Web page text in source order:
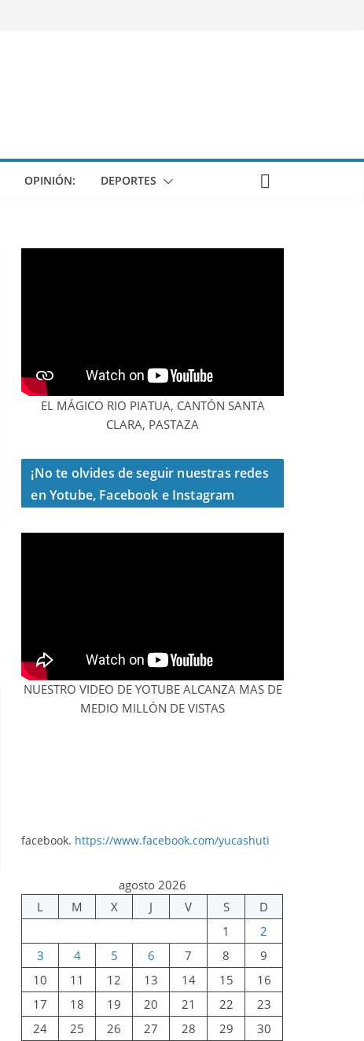
OPINIÓN: DEPORTES
EL MÁGICO RIO PIATUA, CANTÓN SANTA
CLARA, PASTAZA
¡No te olvides de seguir nuestras redes
en Yotube, Facebook e Instagram
NUESTRO VIDEO DE YOTUBE ALCANZA MAS DE
MEDIO MILLÓN DE VISTAS
facebook. https://www.facebook.com/yucashuti
agosto 2026
L
M X J V S
D
1
2
3
4 5 6 7 8
9
10
11 12 13 14 15
16
17
18 19 20 21 22
23
24
25 26 27 28 29
30